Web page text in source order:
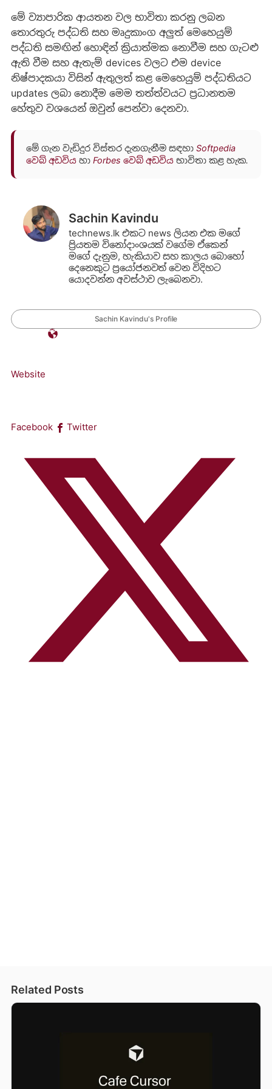
මේ ව්‍යාපාරික ආයතන වල භාවිතා කරනු ලබන
තොරතුරු පද්ධති සහ මෘදුකාංග අලුත් මෙහෙයුම්
පද්ධති සමඟින් හොඳින් ක්‍රියාත්මක නොවීම සහ ගැටළු
ඇති වීම සහ ඇතැම් devices වලට එම device
නිෂ්පාදකයා විසින් ඇතුලත් කළ මෙහෙයුම් පද්ධතියට
updates ලබා නොදීම මෙම තත්ත්වයට ප්‍රධානතම
හේතුව වශයෙන් ඔවුන් පෙන්වා දෙනවා.
මේ ගැන වැඩිදුර විස්තර දැනගැනීම සඳහා Softpedia
වෙබ් අඩවියහා Forbes වෙබ් අඩවියභාවිතා කළ හැක.
Sachin Kavindu
technews.lk එකට news ලියන එක මගේ
ප්‍රියතම විනෝදාංශයක් වගේම ඒකෙන්
මගේ දැනුම, හැකියාව සහ කාලය බොහෝ
දෙනෙකුට ප්‍රයෝජනවත් වෙන විදිහට
යොදවන්න අවස්ථාව ලැබෙනවා.
Sachin Kavindu's Profile
Website
Facebook Twitter
Related Posts